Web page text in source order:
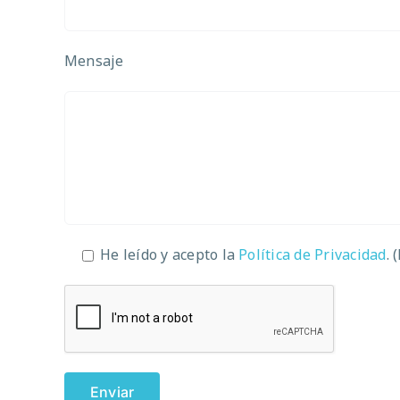
Mensaje
He leído y acepto la Política de Privacidad.